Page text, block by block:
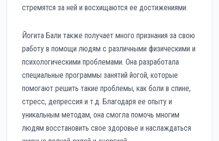
стремятся за ней и восхищаются ее достижениями.
Йогита Бали также получает много признания за свою
работу в помощи людям с различными физическими и
психологическими проблемами. Она разработала
специальные программы занятий йогой, которые
помогают решить такие проблемы, как боли в спине,
стресс, депрессия и т.д. Благодаря ее опыту и
уникальным методам, она смогла помочь многим
людям восстановить свое здоровье и наслаждаться